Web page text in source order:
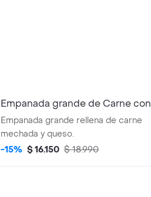
Empanada grande de Carne
Empanada grande rellena de carne
mechada y queso.
-15% $ 16.150 $ 18.990